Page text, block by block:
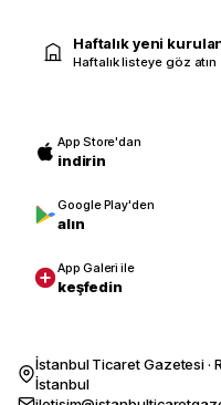
Haftalık yeni
Haftalık listeye göz atın
App Store'dan
indirin
Google Play'den
alın
App Galeri ile
keşfedin
İstanbul Ticaret Gazetesi ·
İstanbul